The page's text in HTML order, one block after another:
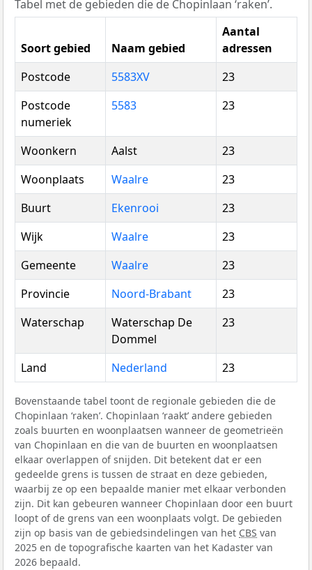
Tabel met de gebieden die de Chopinlaan ‘raken’.
Soort gebied Naam gebied
Aantal
adressen
Postcode
5583XV
23
Postcode
numeriek
5583 23
Woonkern Aalst
23
Woonplaats
Waalre
23
Buurt
Ekenrooi
23
Wijk
Waalre
23
Gemeente
Waalre
23
Provincie
Noord-Brabant
23
Waterschap
Waterschap De
Dommel
23
Land Nederland 23
Bovenstaande tabel toont de regionale gebieden die de
Chopinlaan ‘raken’. Chopinlaan ‘raakt’ andere gebieden
zoals buurten en woonplaatsen wanneer de geometrieën
van Chopinlaan en die van de buurten en woonplaatsen
elkaar overlappen of snijden. Dit betekent dat er een
gedeelde grens is tussen de straat en deze gebieden,
waarbij ze op een bepaalde manier met elkaar verbonden
zijn. Dit kan gebeuren wanneer Chopinlaan door een buurt
loopt of de grens van een woonplaats volgt. De gebieden
zijn op basis van de gebiedsindelingen van het CBS van
2025 en de topografische kaarten van het Kadaster van
2026 bepaald.